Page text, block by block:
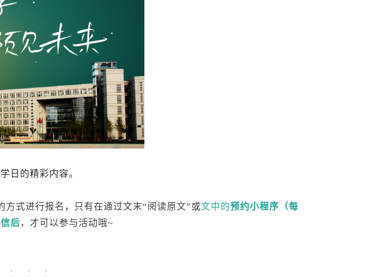
日的精彩内容。
方式进行报名，只有在通过文末“阅读原文”或文中的预约小程序（每
后，才可以参与活动哦~